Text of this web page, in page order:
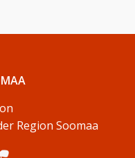
Region Soomaa